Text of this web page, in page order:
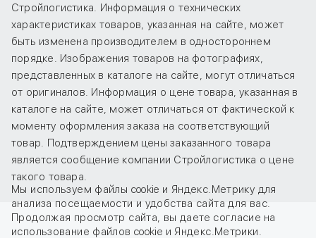
Стройлогистика. Информация о технических
характеристиках товаров, указанная на сайте, может
быть изменена производителем в одностороннем
порядке. Изображения товаров на фотографиях,
представленных в каталоге на сайте, могут отличаться
от оригиналов. Информация о цене товара, указанная в
каталоге на сайте, может отличаться от фактической к
моменту оформления заказа на соответствующий
товар. Подтверждением цены заказанного товара
является сообщение компании Стройлогистика о цене
такого товара.
Мы используем файлы cookie и Яндекс.Метрику для
анализа посещаемости и удобства сайта для вас.
Продолжая просмотр сайта, вы даете согласие на
использование файлов cookie и Яндекс.Метрики.